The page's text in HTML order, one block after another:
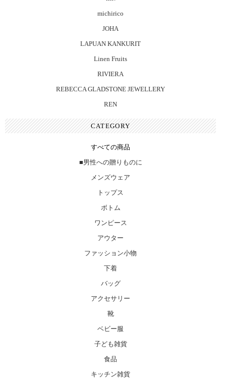
michirico
JOHA
LAPUAN KANKURIT
Linen Fruits
RIVIERA
REBECCA GLADSTONE JEWELLERY
REN
CATEGORY
すべての商品
■男性への贈りものに
メンズウェア
トップス
ボトム
ワンピース
アウター
ファッション小物
下着
バッグ
アクセサリー
靴
ベビー服
子ども雑貨
食品
キッチン雑貨